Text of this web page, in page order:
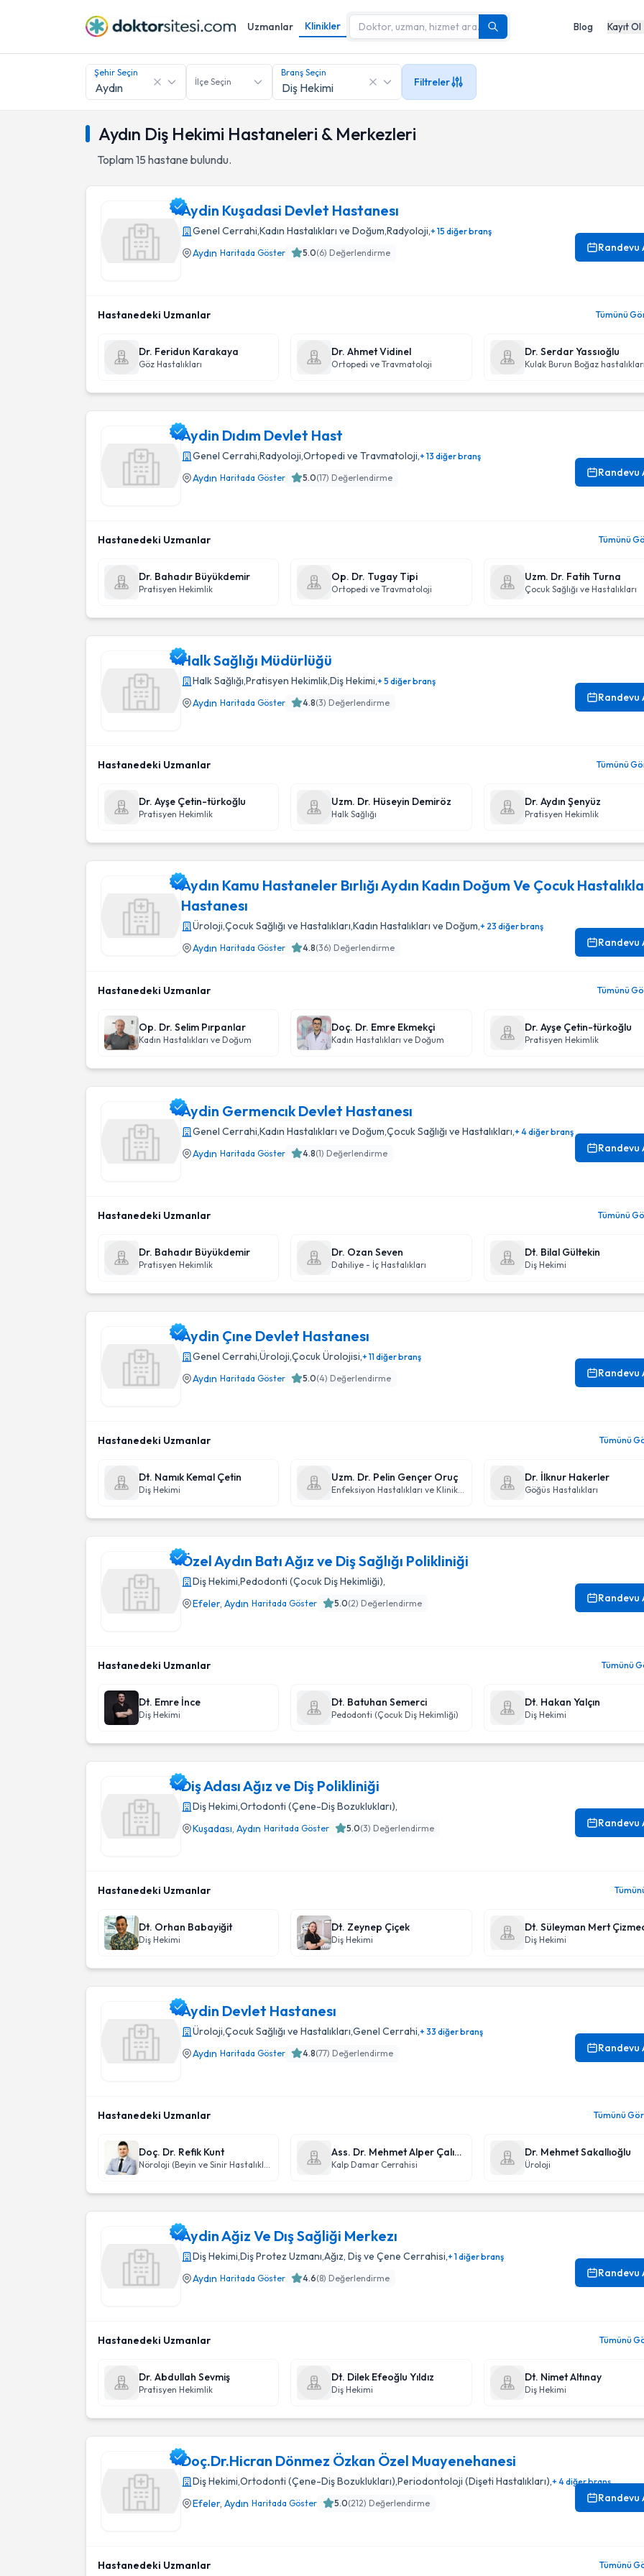
Uzmanlar Klinikler Blog Kayıt Ol
Şehir Seçin
İlçe Seçin
Branş Seçin
Filtreler
Aydın Diş Hekimi Hastaneleri & Merkezleri
Toplam15 hastane bulundu.
Aydin Kuşadasi Devlet Hastanesı
Genel Cerrahi,Kadın Hastalıkları ve Doğum,Radyoloji,+ 15 diğer branş
Aydın Haritada Göster 5.0(6) Değerlendirme Randevu
Hastanedeki Uzmanlar Tümünü
Dr. Feridun Karakaya
Göz Hastalıkları
Dr. Ahmet Vidinel
Ortopedi ve Travmatoloji
Dr. Serdar Yassıoğlu
Aydin Dıdım Devlet Hast
Genel Cerrahi,Radyoloji,Ortopedi ve Travmatoloji,+ 13 diğer branş
Aydın Haritada Göster 5.0(17) Değerlendirme Randevu
Hastanedeki Uzmanlar Tümünü
Dr. Bahadır Büyükdemir
Pratisyen Hekimlik
Op. Dr. Tugay Tipi
Ortopedi ve Travmatoloji
Uzm. Dr. Fatih Turna
Çocuk Sağlığı ve Hastalıkları
Halk Sağlığı Müdürlüğü
Halk Sağlığı,Pratisyen Hekimlik,Diş Hekimi,+ 5 diğer branş
Aydın Haritada Göster 4.8(3) Değerlendirme Randevu
Hastanedeki Uzmanlar Tümünü
Dr. Ayşe Çetin-türkoğlu
Pratisyen Hekimlik
Uzm. Dr. Hüseyin Demiröz
Halk Sağlığı
Dr. Aydın Şenyüz
Pratisyen Hekimlik
Aydın Kamu Hastaneler Bırlığı Aydın Kadın Doğum Ve Çocuk
Hastanesı
Üroloji,Çocuk Sağlığı ve Hastalıkları,Kadın Hastalıkları ve Doğum,+ 23 diğer branş
Aydın Haritada Göster 4.8(36) Değerlendirme Randevu
Hastanedeki Uzmanlar Tümünü
Op. Dr. Selim Pırpanlar
Kadın Hastalıkları ve Doğum
Doç. Dr. Emre Ekmekçi
Kadın Hastalıkları ve Doğum
Dr. Ayşe Çetin-türkoğlu
Pratisyen Hekimlik
Aydin Germencık Devlet Hastanesı
Genel Cerrahi,Kadın Hastalıkları ve Doğum,Çocuk Sağlığı ve Hastalıkları,+ 4 diğer branş
Aydın Haritada Göster 4.8(1) Değerlendirme Randevu
Hastanedeki Uzmanlar Tümünü
Dr. Bahadır Büyükdemir
Pratisyen Hekimlik
Dr. Ozan Seven
Dahiliye - İç Hastalıkları
Dt. Bilal Gültekin
Diş Hekimi
Aydin Çıne Devlet Hastanesı
Genel Cerrahi,Üroloji,Çocuk Ürolojisi,+ 11 diğer branş
Aydın Haritada Göster 5.0(4) Değerlendirme Randevu
Hastanedeki Uzmanlar Tümünü
Dt. Namık Kemal Çetin
Diş Hekimi
Uzm. Dr. Pelin Gençer Oruç
Enfeksiyon Hastalıkları ve Klinik Mikrobiyoloji
Dr. İlknur Hakerler
Göğüs Hastalıkları
Özel Aydın Batı Ağız ve Diş Sağlığı Polikliniği
Diş Hekimi,Pedodonti (Çocuk Diş Hekimliği),
Efeler, Aydın Haritada Göster 5.0(2) Değerlendirme Randevu
Hastanedeki Uzmanlar Tümünü
Dt. Emre İnce
Diş Hekimi
Dt. Batuhan Semerci
Pedodonti (Çocuk Diş Hekimliği)
Dt. Hakan Yalçın
Diş Hekimi
Diş Adası Ağız ve Diş Polikliniği
Diş Hekimi,Ortodonti (Çene-Diş Bozuklukları),
Kuşadası, Aydın Haritada Göster 5.0(3) Değerlendirme Randevu
Hastanedeki Uzmanlar
Dt. Orhan Babayiğit
Diş Hekimi
Dt. Zeynep Çiçek
Diş Hekimi
Dt. Süleyman Mert
Diş Hekimi
Aydin Devlet Hastanesı
Üroloji,Çocuk Sağlığı ve Hastalıkları,Genel Cerrahi,+ 33 diğer branş
Aydın Haritada Göster 4.8(77) Değerlendirme Randevu
Hastanedeki Uzmanlar Tümünü Gör
Doç. Dr. Refik Kunt
Nöroloji (Beyin ve Sinir Hastalıkları)
Ass. Dr. Mehmet Alper Çalışal
Kalp Damar Cerrahisi
Dr. Mehmet Sakallıoğlu
Üroloji
Aydin Ağiz Ve Dış Sağliği Merkezı
Diş Hekimi,Diş Protez Uzmanı,Ağız, Diş ve Çene Cerrahisi,+ 1 diğer branş
Aydın Haritada Göster 4.6(8) Değerlendirme Randevu
Hastanedeki Uzmanlar Tümünü
Dr. Abdullah Sevmiş
Pratisyen Hekimlik
Dt. Dilek Efeoğlu Yıldız
Diş Hekimi
Dt. Nimet Altınay
Diş Hekimi
Doç.Dr.Hicran Dönmez Özkan Özel Muayenehanesi
Diş Hekimi,Ortodonti (Çene-Diş Bozuklukları),Periodontoloji (Dişeti Hastalıkları),+ 4 diğer branş
Efeler, Aydın Haritada Göster 5.0(212) Değerlendirme Randevu
Hastanedeki Uzmanlar Tümünü